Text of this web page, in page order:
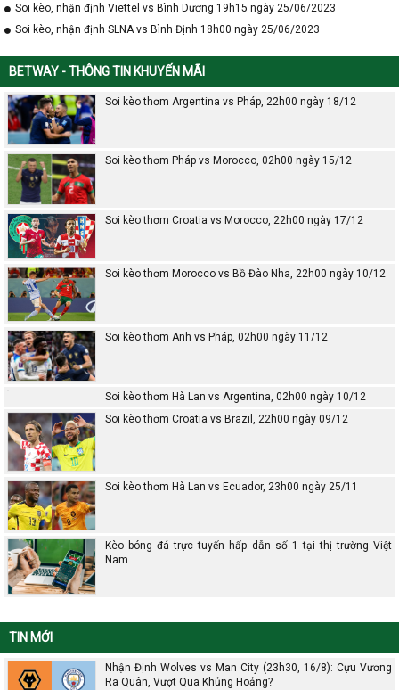
Soi kèo, nhận định Viettel vs Bình Dương 19h15 ngày 25/06/2023
Soi kèo, nhận định SLNA vs Bình Định 18h00 ngày 25/06/2023
BETWAY - THÔNG TIN KHUYẾN MÃI
Soi kèo thơm Argentina vs Pháp, 22h00 ngày 18/12
Soi kèo thơm Pháp vs Morocco, 02h00 ngày 15/12
Soi kèo thơm Croatia vs Morocco, 22h00 ngày 17/12
Soi kèo thơm Morocco vs Bồ Đào Nha, 22h00 ngày 10/12
Soi kèo thơm Anh vs Pháp, 02h00 ngày 11/12
Soi kèo thơm Hà Lan vs Argentina, 02h00 ngày 10/12
Soi kèo thơm Croatia vs Brazil, 22h00 ngày 09/12
Soi kèo thơm Hà Lan vs Ecuador, 23h00 ngày 25/11
Kèo bóng đá trực tuyến hấp dẫn số 1 tại thị trường Việt
Nam
TIN MỚI
Nhận Định Wolves vs Man City (23h30, 16/8): Cựu Vương
Ra Quân, Vượt Qua Khủng Hoảng?